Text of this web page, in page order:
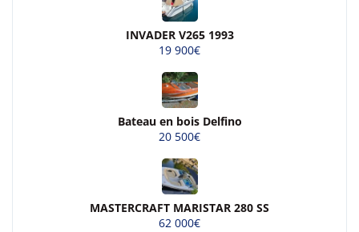
INVADER V265 1993
19 900€
Bateau en bois Delfino
20 500€
MASTERCRAFT MARISTAR 280 SS
62 000€